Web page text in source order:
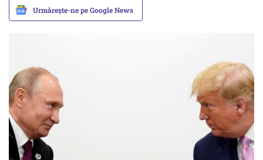
Urmărește-ne pe Google News